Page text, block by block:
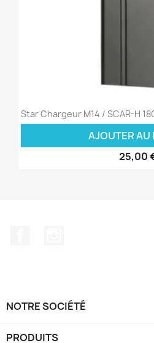
Star Chargeur M14 / SCAR-H
AJOUTER AU
25,00
NOTRE SOCIÉTÉ
PRODUITS